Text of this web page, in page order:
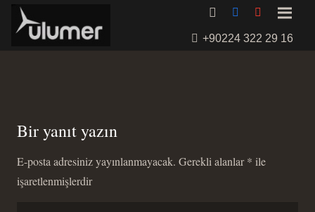
+90224 322 29 16
Bir yanıt yazın
E-posta adresiniz yayınlanmayacak. Gerekli alanlar* ile
işaretlenmişlerdir